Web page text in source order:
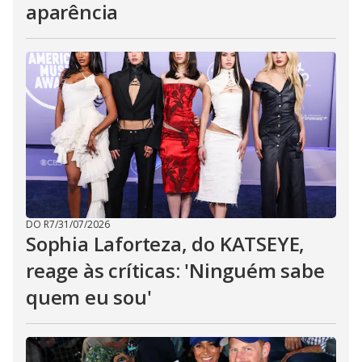
aparência
DO R7/31/07/2026
Sophia Laforteza, do KATSEYE,
reage às críticas: 'Ninguém sabe
quem eu sou'